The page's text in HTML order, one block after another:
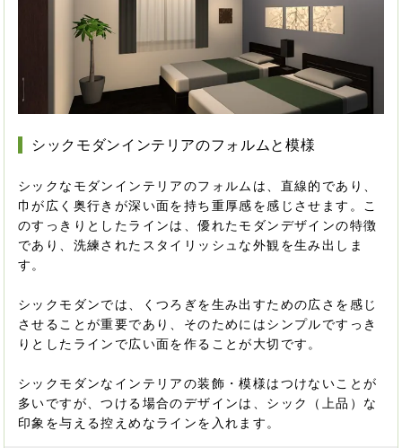
シックモダンインテリアのフォルムと模様
シックなモダンインテリアのフォルムは、直線的であり、
巾が広く奥行きが深い面を持ち重厚感を感じさせます。こ
のすっきりとしたラインは、優れたモダンデザインの特徴
であり、洗練されたスタイリッシュな外観を生み出しま
す。
シックモダンでは、くつろぎを生み出すための広さを感じ
させることが重要であり、そのためにはシンプルですっき
りとしたラインで広い面を作ることが大切です。
シックモダンなインテリアの装飾・模様はつけないことが
多いですが、つける場合のデザインは、シック（上品）な
印象を与える控えめなラインを入れます。